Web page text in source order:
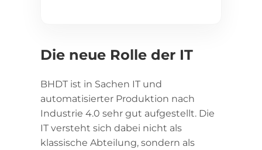
Die neue Rolle der IT
BHDT ist in Sachen IT und
automatisierter Produktion nach
Industrie 4.0 sehr gut aufgestellt. Die
IT versteht sich dabei nicht als
klassische Abteilung, sondern als